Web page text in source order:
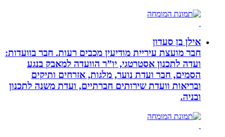
אילן בן סעדון
חבר מועצת עיריית מודיעין מכבים רעות. חבר בוועדות:
ועדה לתכנון אסטרטגי, יו”ר הוועדה למאבק בנגע
הסמים, חבר ועדת נוער, מלגות, אזרחים ותיקים
ובריאות וועדת שירותים חברתיים, ועדת משנה לתכנון